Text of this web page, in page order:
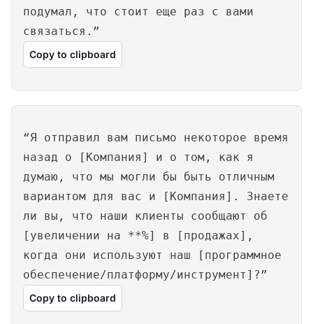
подумал, что стоит еще раз с вами
связаться.”
Copy to clipboard
“Я отправил вам письмо некоторое время
назад о [Компания] и о том, как я
думаю, что мы могли бы быть отличным
вариантом для вас и [Компания]. Знаете
ли вы, что наши клиенты сообщают об
[увеличении на **%] в [продажах],
когда они используют наш [программное
обеспечение/платформу/инструмент]?”
Copy to clipboard